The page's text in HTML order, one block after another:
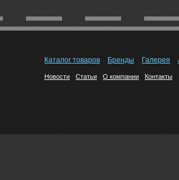
Каталог товаров Бренды Галерея
Новости Статьи О компании Контакты